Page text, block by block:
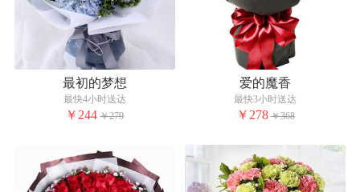
最初的梦想
最快4小时送达
￥244 ￥279
爱的魔香
最快3小时送达
￥278 ￥368